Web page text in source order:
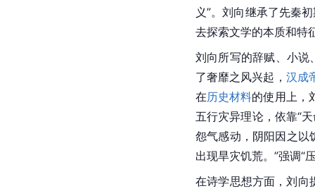
义”。刘向继承了先秦
去探索文学的本质和特
刘向所写的辞赋、小说
了奢靡之风兴起， 汉成
在历史材料的使用上，
五行灾异理论，依靠“
怨气感动，阴阳因之以
出现旱灾饥荒。”强调“
在诗学思想方面，刘向